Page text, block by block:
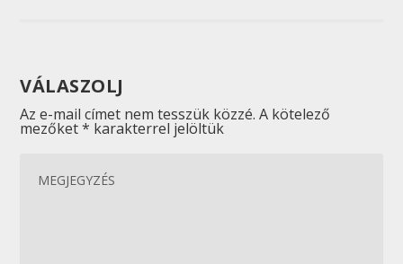
VÁLASZOLJ
Az e-mail címet nem tesszük közzé. A kötelező
mezőket* karakterrel jelöltük